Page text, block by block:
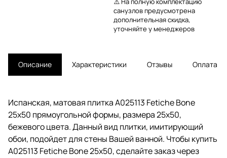
санузлов предусмотрена
дополнительная скидка,
уточняйте у менеджеров
Описание Характеристики Отзывы Оплата
Испанская, матовая плитка A025113 Fetiche Bone
25x50 прямоугольной формы, размера 25x50,
бежевого цвета. Данный вид плитки, имитирующий
обои, подойдет для стены Вашей ванной. Чтобы купить
A025113 Fetiche Bone 25x50, сделайте заказ через